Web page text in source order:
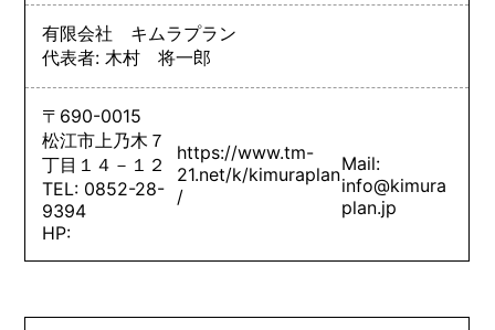
有限会社 キムラプラン
代表者: 木村 将一郎
〒690-0015
松江市上乃木７
丁目１４－１２
TEL: 0852-28-
9394
HP:
https://www.tm-
21.net/k/kimuraplan
/
Mail:
info@kimura
plan.jp